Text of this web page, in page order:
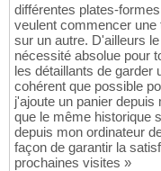
différentes plates-
veulent commencer une
sur un autre. D'ailleurs
nécessité absolue pour
les détaillants de garder
cohérent que possible
j'ajoute un panier
que le même historique
depuis mon ordinateur
façon de garantir la
prochaines visites »